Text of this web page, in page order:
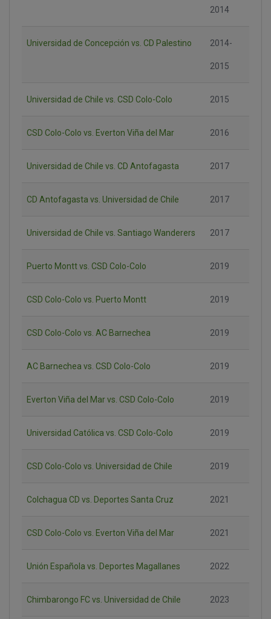
2014
Universidad de Concepción vs. CD Palestino 2014-
2015
Universidad de Chile vs. CSD Colo-Colo 2015
CSD Colo-Colo vs. Everton Viña del Mar 2016
Universidad de Chile vs. CD Antofagasta 2017
CD Antofagasta vs. Universidad de Chile 2017
Universidad de Chile vs. Santiago Wanderers 2017
Puerto Montt vs. CSD Colo-Colo 2019
CSD Colo-Colo vs. Puerto Montt 2019
CSD Colo-Colo vs. AC Barnechea 2019
AC Barnechea vs. CSD Colo-Colo 2019
Everton Viña del Mar vs. CSD Colo-Colo 2019
Universidad Católica vs. CSD Colo-Colo 2019
CSD Colo-Colo vs. Universidad de Chile 2019
Colchagua CD vs. Deportes Santa Cruz 2021
CSD Colo-Colo vs. Everton Viña del Mar 2021
Unión Española vs. Deportes Magallanes 2022
Chimbarongo FC vs. Universidad de Chile 2023